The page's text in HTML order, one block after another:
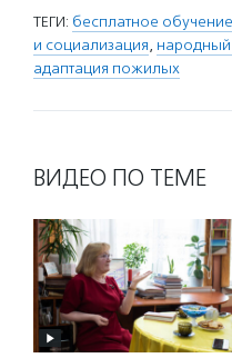
ТЕГИ: бесплатное
и социализация, народный
адаптация пожилых
ВИДЕО ПО ТЕМЕ